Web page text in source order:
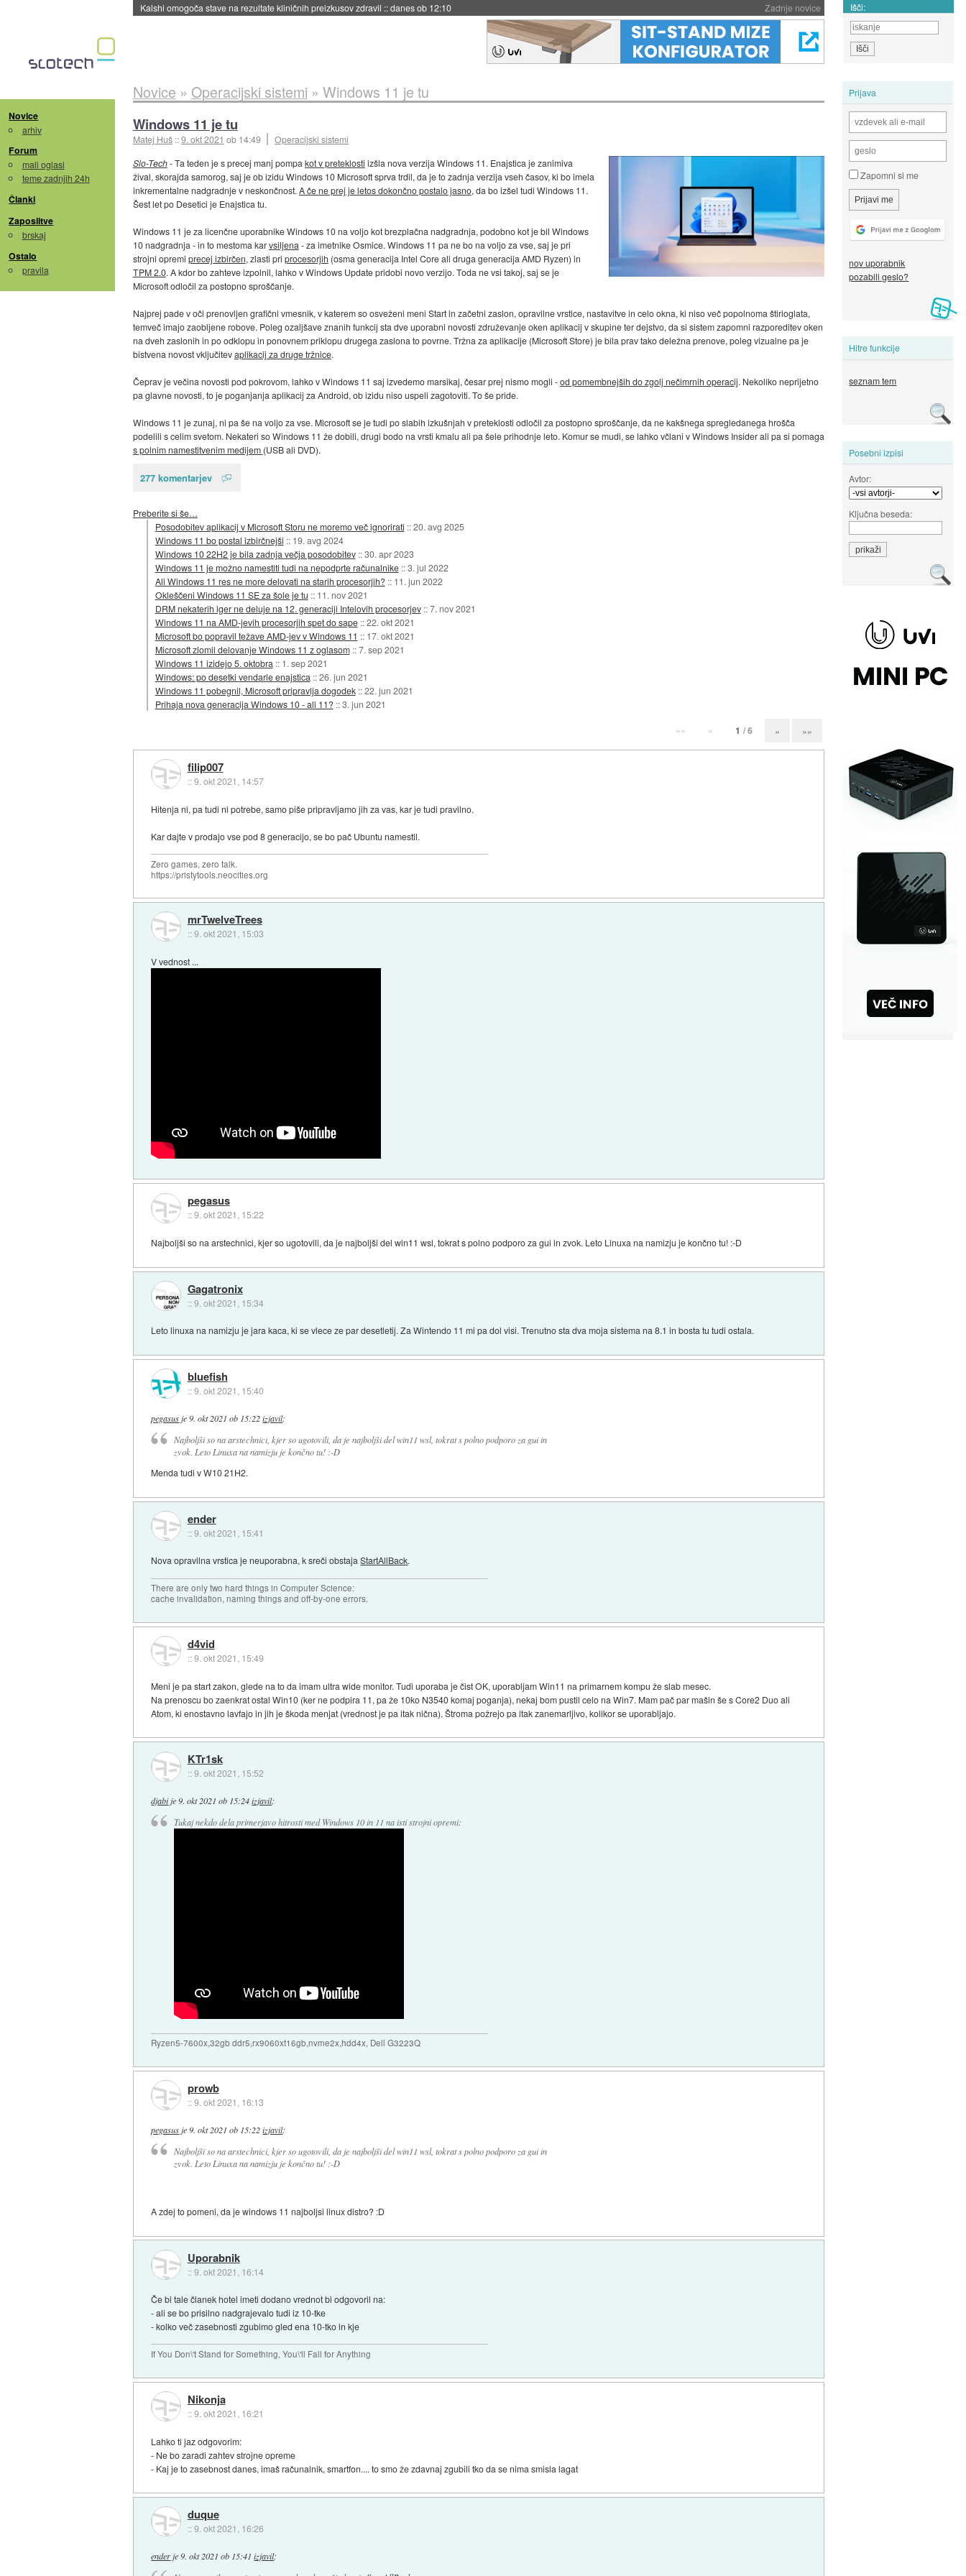
Zadnje novice
Sandisk že prodal več kot polovico SSD-jev za naslednji dve leti::danes ob 11:37 Išči:
Novice
arhiv
Forum
mali oglasi
teme zadnjih 24h
Članki
Zaposlitve
brskaj
Ostalo
pravila
Prijava
Zapomni si me
nov uporabnik
pozabili geslo?
Hitre funkcije
seznam tem
Posebni izpisi
Avtor:
Ključna beseda:
Novice » Operacijski sistemi » Windows 11 je tu
Windows 11 je tu
Matej Huš ::9. okt 2021 ob 14:49
Operacijski sistemi
Slo-Tech- Ta teden je s precej manj pompa kot v preteklosti izšla nova verzija Windows 11. Enajstica je zanimiva
žival, skorajda samorog, saj je ob izidu Windows 10 Microsoft sprva trdil, da je to zadnja verzija vseh časov, ki bo imela
inkrementalne nadgradnje v neskončnost. A če ne prej je letos dokončno postalo jasno, da bo izšel tudi Windows 11.
Šest let po Desetici je Enajstica tu.
Windows 11 je za licenčne uporabnike Windows 10 na voljo kot brezplačna nadgradnja, podobno kot je bil Windows
10 nadgradnja - in to mestoma karvsiljena - za imetnike Osmice. Windows 11 pa ne bo na voljo za vse, saj je pri
strojni opremi precej izbirčen, zlasti pri procesorjih (osma generacija Intel Core ali druga generacija AMD Ryzen) in
TPM 2.0. A kdor bo zahteve izpolnil, lahko v Windows Update pridobi novo verzijo. Toda ne vsi takoj, saj se je
Microsoft odločil za postopno sproščanje.
Najprej pade v oči prenovljen grafični vmesnik, v katerem so osveženi meni Start in začetni zaslon, opravilne vrstice, nastavitve in celo okna, ki niso več popolnoma štirioglata,
temveč imajo zaobljene robove. Poleg ozaljšave znanih funkcij sta dve uporabni novosti združevanje oken aplikacij v skupine ter dejstvo, da si sistem zapomni razporeditev oken
na dveh zaslonih in po odklopu in ponovnem priklopu drugega zaslona to povrne. Tržna za aplikacije (Microsoft Store) je bila prav tako deležna prenove, poleg vizualne pa je
bistvena novost vključitevaplikacij za druge tržnice.
Čeprav je večina novosti pod pokrovom, lahko v Windows 11 saj izvedemo marsikaj, česar prej nismo mogli -od pomembnejših do zgolj nečimrnih operacij. Nekoliko neprijetno
pa glavne novosti, to je poganjanja aplikacij za Android, ob izidu niso uspeli zagotoviti. To še pride.
Windows 11 je zunaj, ni pa še na voljo za vse. Microsoft se je tudi po slabih izkušnjah v preteklosti odločil za postopno sproščanje, da ne kakšnega spregledanega hrošča
podelili s celim svetom. Nekateri so Windows 11 že dobili, drugi bodo na vrsti kmalu ali pa šele prihodnje leto. Komur se mudi, se lahko včlani v Windows Insider ali pa si pomaga
s polnim namestitvenim medijem (USB ali DVD).
277 komentarjev
Preberite si še…
Posodobitev aplikacij v Microsoft Storu ne moremo več ignorirati ::20. avg 2025
Windows 11 bo postal izbirčnejši :: 19. avg 2024
Windows 10 22H2 je bila zadnja večja posodobitev ::30. apr 2023
Windows 11 je možno namestiti tudi na nepodprte računalnike ::3. jul 2022
Ali Windows 11 res ne more delovati na starih procesorjih? :: 11. jun 2022
Okleščeni Windows 11 SE za šole je tu :: 11. nov 2021
DRM nekaterih iger ne deluje na 12. generaciji Intelovih procesorjev ::7. nov 2021
Windows 11 na AMD-jevih procesorjih spet do sape ::22. okt 2021
Microsoft bo popravil težave AMD-jev v Windows 11 :: 17. okt 2021
Microsoft zlomil delovanje Windows 11 z oglasom ::7. sep 2021
Windows 11 izidejo 5. oktobra :: 1. sep 2021
Windows: po desetki vendarle enajstica ::26. jun 2021
Windows 11 pobegnil, Microsoft pripravlja dogodek ::22. jun 2021
Prihaja nova generacija Windows 10 - ali 11? ::3. jun 2021
«« « 1 / 6 » »»
filip007
::9. okt 2021, 14:57
Hitenja ni, pa tudi ni potrebe, samo piše pripravljamo jih za vas, kar je tudi pravilno.
Kar dajte v prodajo vse pod 8 generacijo, se bo pač Ubuntu namestil.
Zero games, zero talk.
https://pristytools.neocities.org
mrTwelveTrees
::9. okt 2021, 15:03
V vednost ...
pegasus
::9. okt 2021, 15:22
Najboljši so na arstechnici, kjer so ugotovili, da je najboljši del win11 wsl, tokrat s polno podporo za gui in zvok. Leto Linuxa na namizju je končno tu! :-D
Gagatronix
::9. okt 2021, 15:34
Leto linuxa na namizju je jara kaca, ki se vlece ze par desetletij. Za Wintendo 11 mi pa dol visi. Trenutno sta dva moja sistema na 8.1 in bosta tu tudi ostala.
bluefish
::9. okt 2021, 15:40
pegasus je 9. okt 2021 ob 15:22 izjavil:
Najboljši so na arstechnici, kjer so ugotovili, da je najboljši del win11 wsl, tokrat s polno podporo za gui in
zvok. Leto Linuxa na namizju je končno tu! :-D
Menda tudi v W10 21H2.
ender
::9. okt 2021, 15:41
Nova opravilna vrstica je neuporabna, k sreči obstajaStartAllBack.
There are only two hard things in Computer Science:
cache invalidation, naming things and off-by-one errors.
d4vid
::9. okt 2021, 15:49
Meni je pa start zakon, glede na to da imam ultra wide monitor. Tudi uporaba je čist OK, uporabljam Win11 na primarnem kompu že slab mesec.
Na prenoscu bo zaenkrat ostal Win10 (ker ne podpira 11, pa že 10ko N3540 komaj poganja), nekaj bom pustil celo na Win7. Mam pač par mašin še s Core2 Duo ali
Atom, ki enostavno lavfajo in jih je škoda menjat (vrednost je pa itak nična). Štroma požrejo pa itak zanemarljivo, kolikor se uporabljajo.
KTr1sk
::9. okt 2021, 15:52
djabije 9. okt 2021 ob 15:24 izjavil:
Tukaj nekdo dela primerjavo hitrosti med Windows 10 in 11 na isti strojni opremi:
Ryzen5-7600x,32gb ddr5,rx9060xt16gb,nvme2x,hdd4x, Dell G3223Q
prowb
::9. okt 2021, 16:13
pegasus je 9. okt 2021 ob 15:22 izjavil:
Najboljši so na arstechnici, kjer so ugotovili, da je najboljši del win11 wsl, tokrat s polno podporo za gui in
zvok. Leto Linuxa na namizju je končno tu! :-D
A zdej to pomeni, da je windows 11 najboljsi linux distro? :D
Uporabnik
::9. okt 2021, 16:14
Če bi tale članek hotel imeti dodano vrednot bi odgovoril na:
- ali se bo prisilno nadgrajevalo tudi iz 10-tke
- kolko več zasebnosti zgubimo gled ena 10-tko in kje
If You Don\'t Stand for Something, You\'ll Fall for Anything
Nikonja
::9. okt 2021, 16:21
Lahko ti jaz odgovorim:
- Ne bo zaradi zahtev strojne opreme
- Kaj je to zasebnost danes, imaš računalnik, smartfon.... to smo že zdavnaj zgubili tko da se nima smisla lagat
duque
::9. okt 2021, 16:26
ender je 9. okt 2021 ob 15:41 izjavil: